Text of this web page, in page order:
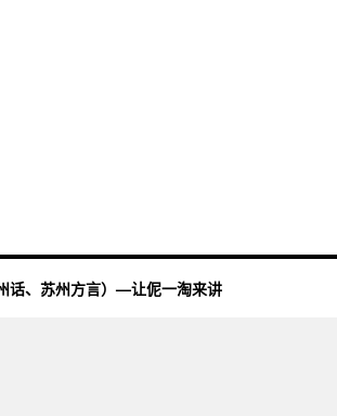
话、苏州方言）—让伲一淘来讲